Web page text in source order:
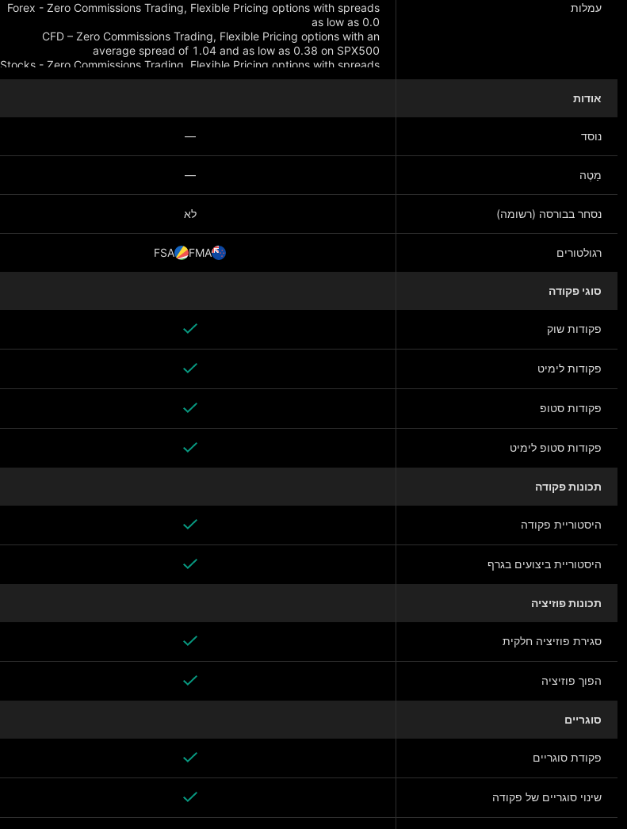
עמלות
Forex - Zero Commissions Trading, Flexible Pricing options with spreads
CFD – Zero Commissions Trading, Flexible Pricing options with an
Stocks - Zero Commissions Trading, Flexible Pricing options with spreads
as low as 0.40
אודות
נוסד —
מַטֶה —
נסחר בבורסה (רשומה) לא
רגולטורים FMA
FSA
סוגי פקודה
פקודות שוק
פקודות לימיט
פקודות סטופ
פקודות סטופ לימיט
תכונות פקודה
היסטוריית פקודה
היסטוריית ביצועים בגרף
תכונות פוזיציה
סגירת פוזיציה חלקית
הפוך פוזיציה
סוגריים
פקודת סוגריים
שינוי סוגריים של פקודה